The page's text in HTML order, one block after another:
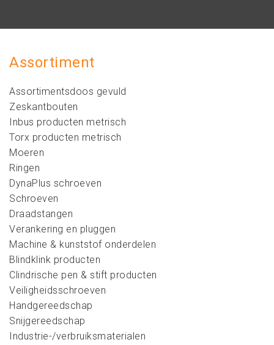
Assortiment
Assortimentsdoos gevuld
Zeskantbouten
Inbus producten metrisch
Torx producten metrisch
Moeren
Ringen
DynaPlus schroeven
Schroeven
Draadstangen
Verankering en pluggen
Machine & kunststof onderdelen
Blindklink producten
Clindrische pen & stift producten
Veiligheidsschroeven
Handgereedschap
Snijgereedschap
Industrie-/verbruiksmaterialen